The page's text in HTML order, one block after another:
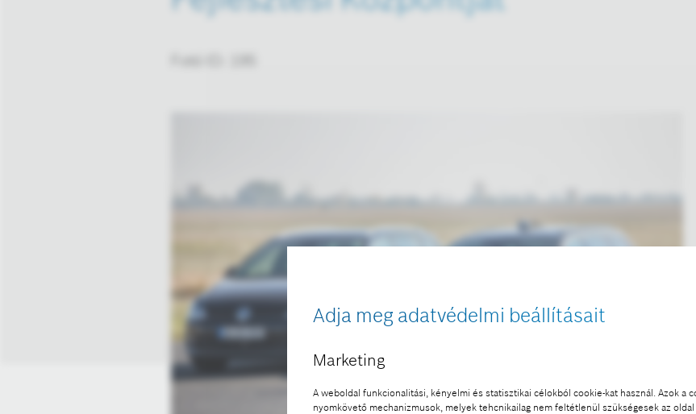
Adja meg adatvédelmi beállításait
Marketing
A weboldal funkcionalitási, kényelmi és statisztikai célokból cookie-kat használ. Azok a
nyomkövető mechanizmusok, melyek tehcnikailag nem feltétlenül szükségesek az oldal